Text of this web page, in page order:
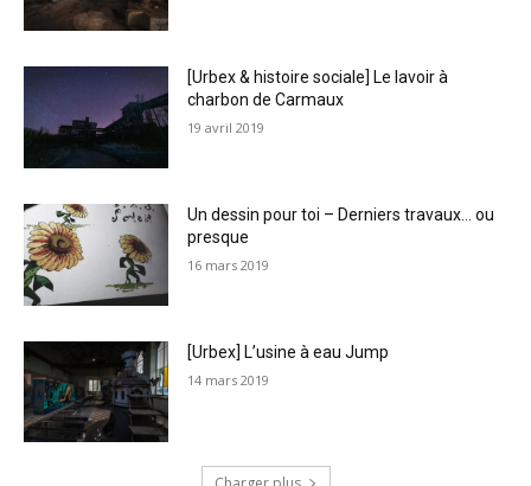
[Urbex & histoire sociale] Le lavoir à
charbon de Carmaux
19 avril 2019
Un dessin pour toi – Derniers travaux… ou
presque
16 mars 2019
[Urbex] L’usine à eau Jump
14 mars 2019